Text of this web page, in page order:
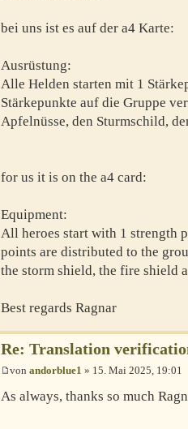
bei uns ist es auf der a4 Karte:
Ausrüstung:
Alle Helden starten mit 1
Stärkepunkte auf die Gruppe
Apfelnüsse, den Sturmschild,
for us it is on the a4 card:
Equipment:
All heroes start with 1 strength
points are distributed to the
the storm shield, the fire shield
Best regards Ragnar
Re: Translation
von andorblue1 » 15. Mai 2025, 19:01
As always, thanks so much